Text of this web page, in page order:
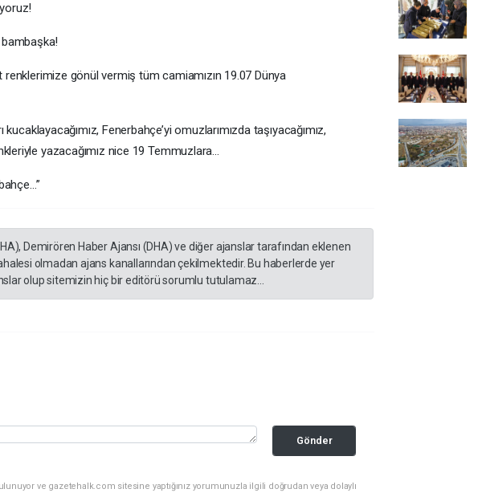
gönül vermiş tüm camiamızın 19.07 Dünya
Fenerbahçe’yi omuzlarımızda taşıyacağımız,
yazacağımız nice 19 Temmuzlara…
Demirören Haber Ajansı (DHA) ve diğer ajanslar tarafından eklenen
olmadan ajans kanallarından çekilmektedir. Bu haberlerde yer
olup sitemizin hiç bir editörü sorumlu tutulamaz...
Gönder
ve gazetehalk.com sitesine yaptığınız yorumunuzla ilgili doğrudan veya dolaylı